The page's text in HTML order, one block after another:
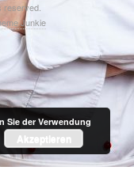
reserved.
Junkie
Sie der Verwendung
Akzeptieren